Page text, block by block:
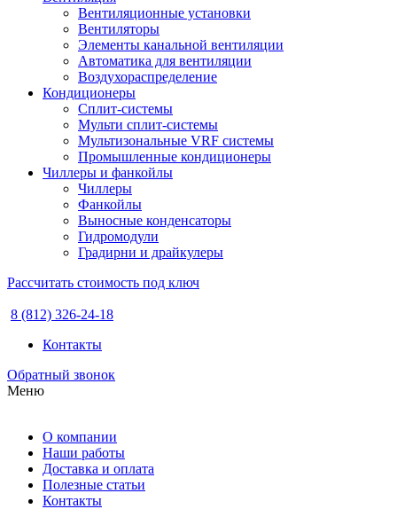
Вентиляционные установки
Вентиляторы
Элементы канальной вентиляции
Автоматика для вентиляции
Воздухораспределение
Кондиционеры
Сплит-системы
Мульти сплит-системы
Мультизональные VRF системы
Промышленные кондиционеры
Чиллеры и фанкойлы
Чиллеры
Фанкойлы
Выносные конденсаторы
Гидромодули
Градирни и драйкулеры
Рассчитать стоимость под ключ
8 (812) 326-24-18
Контакты
Обратный звонок
Меню
О компании
Наши работы
Доставка и оплата
Полезные статьи
Контакты